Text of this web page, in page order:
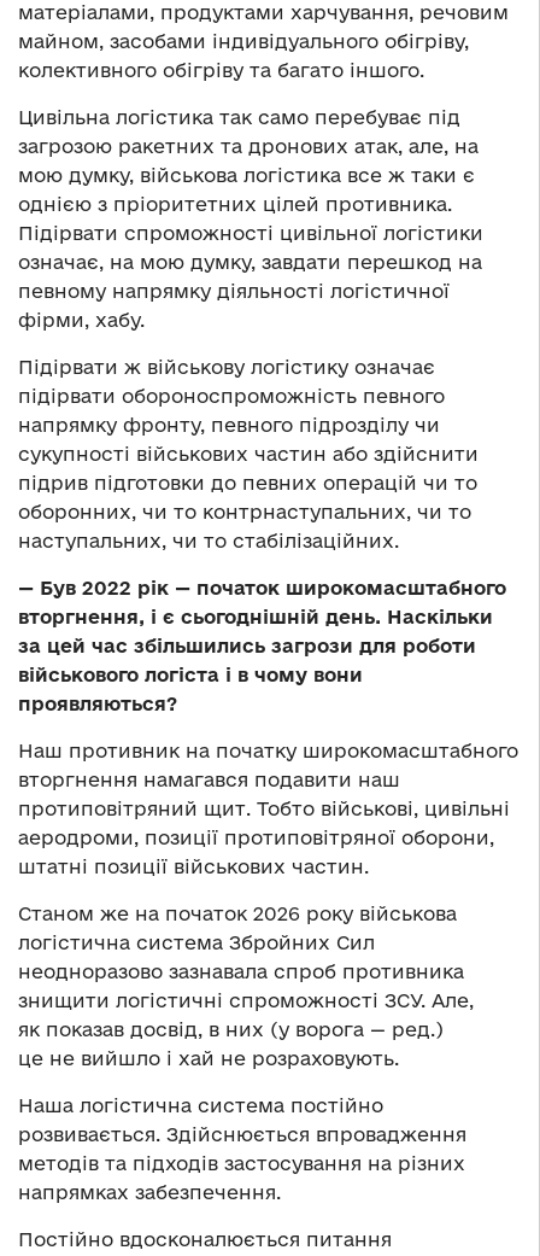
матеріалами, продуктами харчування, речовим
майном, засобами індивідуального обігріву,
колективного обігріву та багато іншого.
Цивільна логістика так само перебуває під
загрозою ракетних та дронових атак, але, на
мою думку, військова логістика все ж таки є
однією з пріоритетних цілей противника.
Підірвати спроможності цивільної логістики
означає, на мою думку, завдати перешкод на
певному напрямку діяльності логістичної
фірми, хабу.
Підірвати ж військову логістику означає
підірвати обороноспроможність певного
напрямку фронту, певного підрозділу чи
сукупності військових частин або здійснити
підрив підготовки до певних операцій чи то
оборонних, чи то контрнаступальних, чи то
наступальних, чи то стабілізаційних.
— Був 2022 рік — початок широкомасштабного
вторгнення, і є сьогоднішній день. Наскільки
за цей час збільшились загрози для роботи
військового логіста і в чому вони
проявляються?
Наш противник на початку широкомасштабного
вторгнення намагався подавити наш
протиповітряний щит. Тобто військові, цивільні
аеродроми, позиції протиповітряної оборони,
штатні позиції військових частин.
Станом же на початок 2026 року військова
логістична система Збройних Сил
неодноразово зазнавала спроб противника
знищити логістичні спроможності ЗСУ. Але,
як показав досвід, в них (у ворога — ред.)
це не вийшло і хай не розраховують.
Наша логістична система постійно
розвивається. Здійснюється впровадження
методів та підходів застосування на різних
напрямках забезпечення.
Постійно вдосконалюється питання